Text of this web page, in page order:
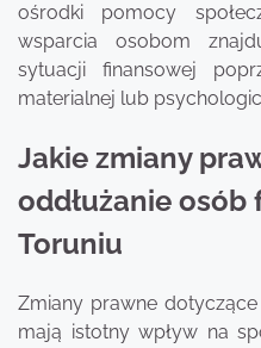
ośrodki pomocy
wsparcia osobom
sytuacji finansowej
materialnej lub
Jakie zmiany
oddłużanie osób
Toruniu
Zmiany prawne
mają istotny wpływ na